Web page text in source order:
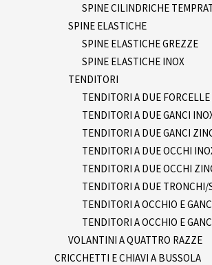
SPINE CILINDRICHE
SPINE ELASTICHE
SPINE ELASTICHE GREZZE
SPINE ELASTICHE INOX
TENDITORI
TENDITORI A DUE
TENDITORI A DUE GANCI
TENDITORI A DUE GANCI
TENDITORI A DUE OCCHI
TENDITORI A DUE OCCHI
TENDITORI A DUE TRONCHI/
TENDITORI A OCCHIO E
TENDITORI A OCCHIO E
VOLANTINI A QUATTRO RAZZE
CRICCHETTI E CHIAVI A BUSSOLA